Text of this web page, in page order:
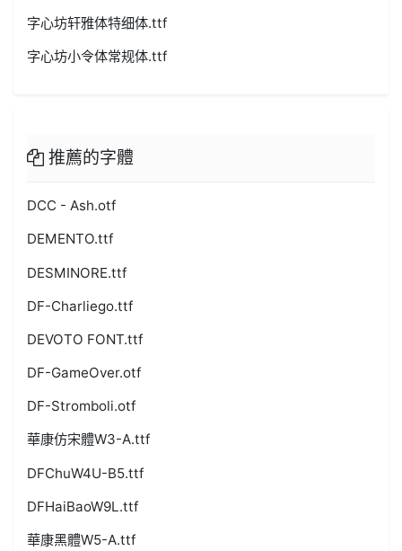
字心坊轩雅体特细体.ttf
字心坊小令体常规体.ttf
推薦的字體
DCC - Ash.otf
DEMENTO.ttf
DESMINORE.ttf
DF-Charliego.ttf
DEVOTO FONT.ttf
DF-GameOver.otf
DF-Stromboli.otf
華康仿宋體W3-A.ttf
DFChuW4U-B5.ttf
DFHaiBaoW9L.ttf
華康黑體W5-A.ttf